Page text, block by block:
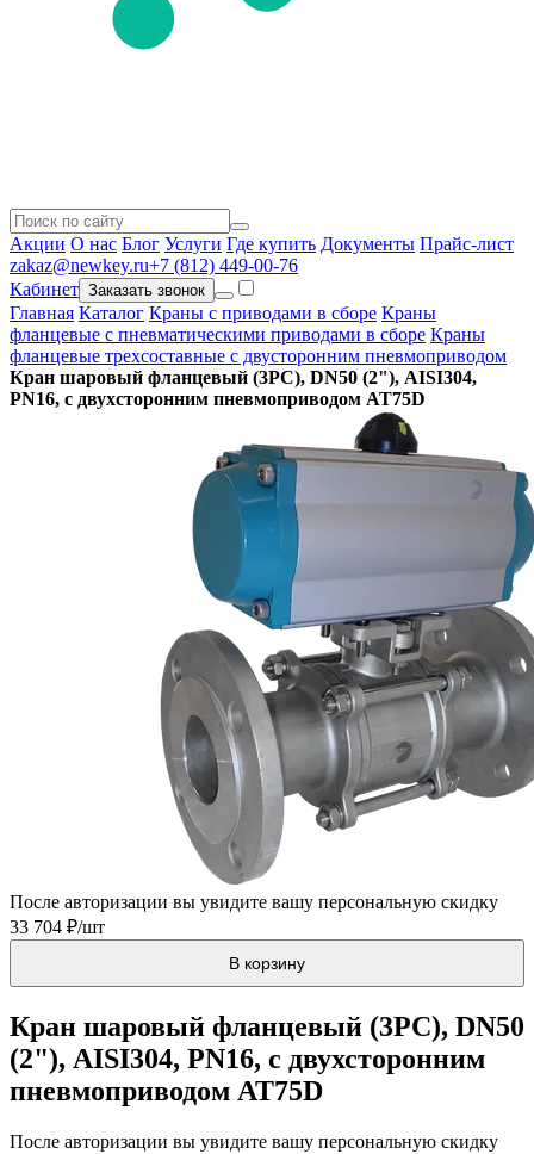
Акции О нас Блог Услуги Где купить Документы Прайс-лист
zakaz@newkey.ru+7 (812) 449-00-76
Кабинет Заказать звонок
Главная Каталог Краны с приводами в сборе Краны
фланцевые с пневматическими приводами в сборе Краны
фланцевые трехсоставные с двусторонним пневмоприводом
Кран шаровый фланцевый (3PC), DN50 (2"), AISI304,
PN16, с двухсторонним пневмоприводом AT75D
После авторизации вы увидите вашу персональную скидку
33 704 ₽/шт
В корзину
Кран шаровый фланцевый (3PC), DN50
(2"), AISI304, PN16, с двухсторонним
пневмоприводом AT75D
После авторизации вы увидите вашу персональную скидку